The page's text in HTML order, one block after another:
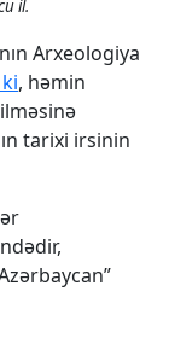
il.
Arxeologiya
, həmin
tarixi irsinin